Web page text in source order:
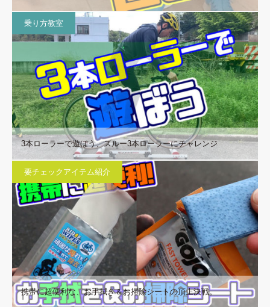
乗り方教室
3本ローラーで遊ぼう、スルー3本ローラーにチャレンジ
要チェックアイテム紹介
携帯に超便利な、お手拭き＆お掃除シートの頂上決戦。